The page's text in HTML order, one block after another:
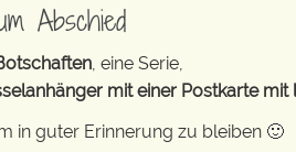
Abschied
, eine Serie,
mit einer Postkarte
in guter Erinnerung zu bleiben 🙂